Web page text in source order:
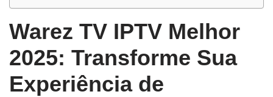
Warez TV IPTV Melhor
2025: Transforme Sua
Experiência de